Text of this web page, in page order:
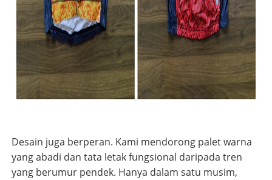
Desain juga berperan. Kami mendorong palet warna
yang abadi dan tata letak fungsional daripada tren
yang berumur pendek. Hanya dalam satu musim,